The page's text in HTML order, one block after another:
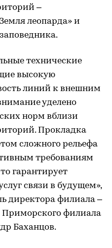
–
леопарда» и
технические
высокую
линий к внешним
уделено
норм вблизи
Прокладка
сложного рельефа
требованиям
гарантирует
связи в будущем»,
директора филиала –
Приморского филиала
Баханцов.